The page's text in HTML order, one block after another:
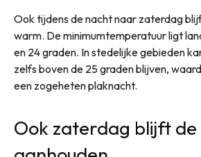
Ook tijdens de nacht naar zaterdag
warm. De minimumtemperatuur ligt
en 24 graden. In stedelijke gebieden
zelfs boven de 25 graden blijven,
een zogeheten plaknacht.
Ook zaterdag blijft de